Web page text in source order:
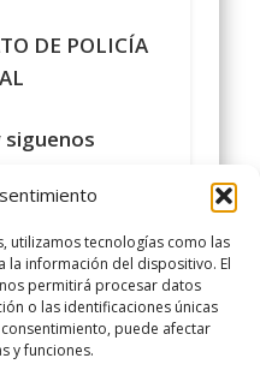
utilizamos tecnologías como las
la información del dispositivo. El
permitirá procesar datos
o las identificaciones únicas
puede afectar
y funciones.
DE POLICÍA
#UGT
Local UGT